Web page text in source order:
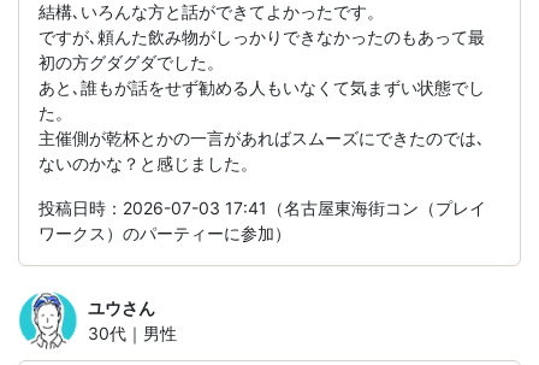
結構､いろんな方と話ができてよかったです。
ですが､頼んた飲み物がしっかりできなかったのもあって最
初の方グダグダでした。
あと､誰もが話をせず勧める人もいなくて気まずい状態でし
た。
主催側が乾杯とかの一言があればスムーズにできたのでは､
ないのかな？と感じました。
投稿日時：2026-07-03 17:41（名古屋東海街コン（プレイ
ワークス）のパーティーに参加）
ユウさん
30代｜男性